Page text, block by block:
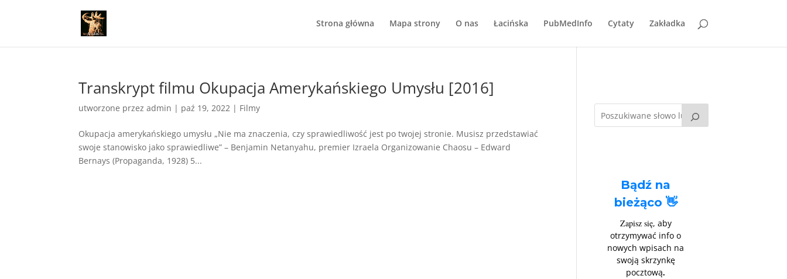
Strona główna Mapa strony O nas Łacińska PubMedInfo Cytaty Zakładka
Transkrypt filmu Okupacja Amerykańskiego Umysłu [2016]
utworzone przezadmin | paź 19, 2022 | Filmy
Okupacja amerykańskiego umysłu „Nie ma znaczenia, czy sprawiedliwość jest po twojej stronie. Musisz przedstawiać
swoje stanowisko jako sprawiedliwe” – Benjamin Netanyahu, premier Izraela Organizowanie Chaosu – Edward
Bernays (Propaganda, 1928) 5...
Bądź na
bieżąco 👋
Zapisz się, aby
otrzymywać info o
nowych wpisach na
swoją skrzynkę
pocztową.